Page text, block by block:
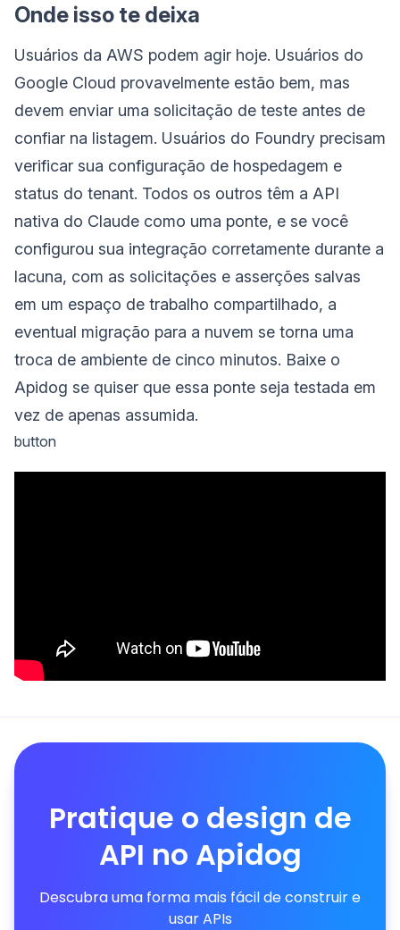
Onde isso te deixa
Usuários da AWS podem agir hoje. Usuários do
Google Cloud provavelmente estão bem, mas
devem enviar uma solicitação de teste antes de
confiar na listagem. Usuários do Foundry precisam
verificar sua configuração de hospedagem e
status do tenant. Todos os outros têm a API
nativa do Claude como uma ponte, e se você
configurou sua integração corretamente durante a
lacuna, com as solicitações e asserções salvas
em um espaço de trabalho compartilhado, a
eventual migração para a nuvem se torna uma
troca de ambiente de cinco minutos. Baixe o
Apidog se quiser que essa ponte seja testada em
vez de apenas assumida.
button
Pratique o design de
API no Apidog
Descubra uma forma mais fácil de construir e
usar APIs